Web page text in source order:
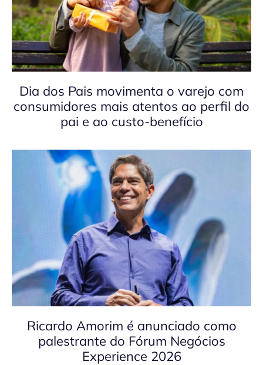
Dia dos Pais movimenta o varejo com
consumidores mais atentos ao perfil do
pai e ao custo-benefício
Ricardo Amorim é anunciado como
palestrante do Fórum Negócios
Experience 2026